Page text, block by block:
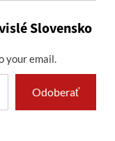
Slovensko
your email.
Odoberať